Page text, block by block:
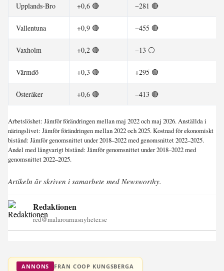
Upplands-Bro +0,6 🔴 −281 🔴
Vallentuna +0,9 🔴 −455 🔴
Vaxholm +0,2 🔴 −13 ⚪
Värmdö +0,3 🔴 +295 🟢
Österåker +0,6 🔴 −413 🔴
Arbetslöshet: Jämför förändringen mellan maj 2022 och maj 2026. Anställda i
näringslivet: Jämför förändringen mellan 2022 och 2025. Kostnad för ekonomiskt
bistånd: Jämför genomsnittet under 2018–2022 med genomsnittet 2022–2025.
Andel med långvarigt bistånd: Jämför genomsnittet under 2018–2022 med
genomsnittet 2022–2025.
Artikeln är skriven i samarbete med Newsworthy.
Redaktionen
red@malaroarnasnyheter.se
ANNONS FRÅN COOP KUNGSBERGA